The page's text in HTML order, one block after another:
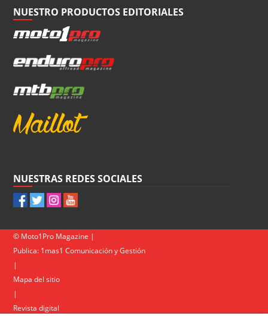
NUESTRO PRODUCTOS EDITORIALES
NUESTRAS REDES SOCIALES
© Moto1Pro Magazine |
Publica: 1mas1 Comunicación y Gestión
|
Mapa del sitio
|
Revista digital